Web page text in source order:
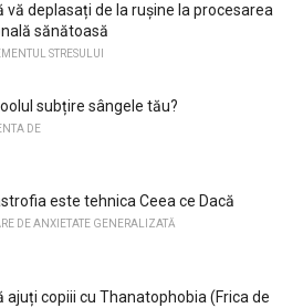
vă deplasați de la rușine la procesarea
sănătoasă
STRESULUI
subțire sângele tău?
DE
este tehnica Ceea ce Dacă
DE ANXIETATE GENERALIZATĂ
ajuți copiii cu Thanatophobia (Frica de